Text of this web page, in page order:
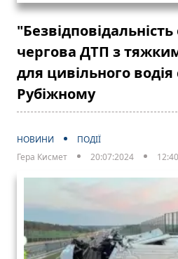
чергова ДТП з
для цивільного водія
Рубіжному
НОВИНИ
ПОДІЇ
Гера Кисмет
20:07:2024 12:40